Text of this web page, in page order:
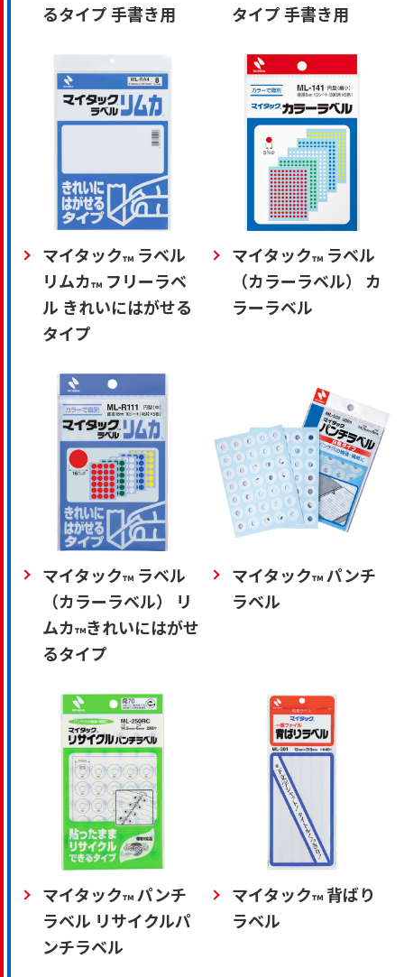
るタイプ 手書き用
タイプ 手書き用
マイタック™ラベル
リムカ™フリーラベ
ル きれいにはがせる
タイプ
マイタック™ラベル
（カラーラベル） カ
ラーラベル
マイタック™ラベル
（カラーラベル） リ
ムカ™きれいにはがせ
るタイプ
マイタック™パンチ
ラベル
マイタック™パンチ
ラベル リサイクルパ
ンチラベル
マイタック™背ばり
ラベル